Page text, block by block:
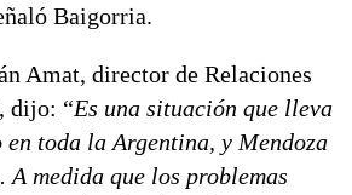
Baigorria.
Amat, director de Relaciones
dijo: “Es una situación que lleva
en toda la Argentina, y Mendoza
A medida que los problemas